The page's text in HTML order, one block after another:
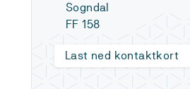
Sogndal
FF 158
Last ned kontaktkort